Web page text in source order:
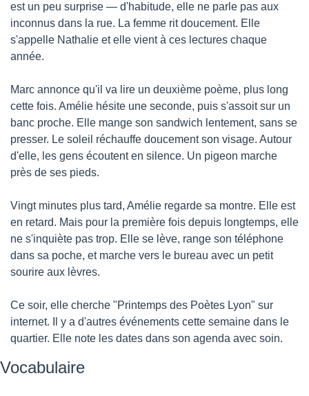
est un peu surprise — d'habitude, elle ne parle pas aux
inconnus dans la rue. La femme rit doucement. Elle
s'appelle Nathalie et elle vient à ces lectures chaque
année.
Marc annonce qu'il va lire un deuxième poème, plus long
cette fois. Amélie hésite une seconde, puis s'assoit sur un
banc proche. Elle mange son sandwich lentement, sans se
presser. Le soleil réchauffe doucement son visage. Autour
d'elle, les gens écoutent en silence. Un pigeon marche
près de ses pieds.
Vingt minutes plus tard, Amélie regarde sa montre. Elle est
en retard. Mais pour la première fois depuis longtemps, elle
ne s'inquiète pas trop. Elle se lève, range son téléphone
dans sa poche, et marche vers le bureau avec un petit
sourire aux lèvres.
Ce soir, elle cherche "Printemps des Poètes Lyon" sur
internet. Il y a d'autres événements cette semaine dans le
quartier. Elle note les dates dans son agenda avec soin.
Vocabulaire